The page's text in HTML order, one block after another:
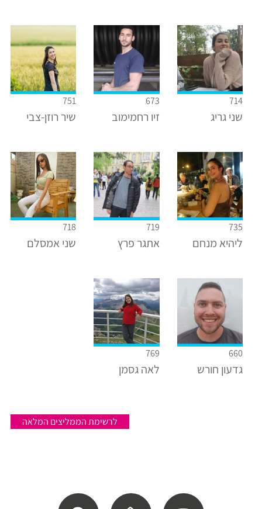
714
שני גריג
673
זיו רחמימוב
751
שיר רוזן-צבי
735
ליהיא מנחם
719
אתגר פרץ
718
שני אמסלם
660
גדעון חורש
769
לאה גסמן
לרשימת הממליצים המלאה